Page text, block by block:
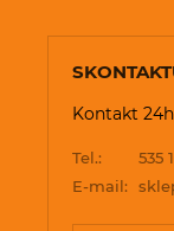
Kontakt
Tel.:
535
E-mail: